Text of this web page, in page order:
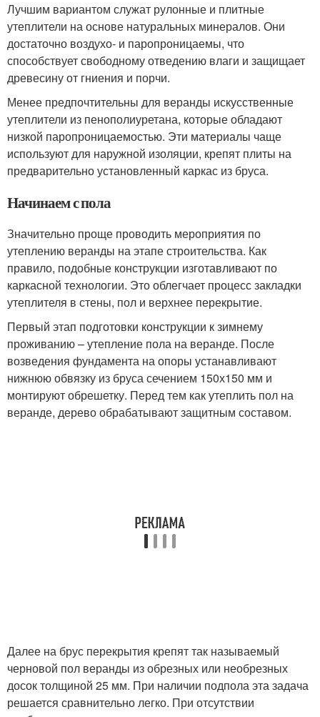
Лучшим вариантом служат рулонные и плитные
утеплители на основе натуральных минералов. Они
достаточно воздухо- и паропроницаемы, что
способствует свободному отведению влаги и защищает
древесину от гниения и порчи.
Менее предпочтительны для веранды искусственные
утеплители из пенополиуретана, которые обладают
низкой паропроницаемостью. Эти материалы чаще
используют для наружной изоляции, крепят плиты на
предварительно установленный каркас из бруса.
Начинаем с пола
Значительно проще проводить мероприятия по
утеплению веранды на этапе строительства. Как
правило, подобные конструкции изготавливают по
каркасной технологии. Это облегчает процесс закладки
утеплителя в стены, пол и верхнее перекрытие.
Первый этап подготовки конструкции к зимнему
проживанию – утепление пола на веранде. После
возведения фундамента на опоры устанавливают
нижнюю обвязку из бруса сечением 150х150 мм и
монтируют обрешетку. Перед тем как утеплить пол на
веранде, дерево обрабатывают защитным составом.
Далее на брус перекрытия крепят так называемый
черновой пол веранды из обрезных или необрезных
досок толщиной 25 мм. При наличии подпола эта задача
решается сравнительно легко. При отсутствии